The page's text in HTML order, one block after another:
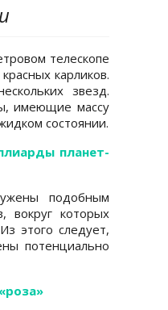
телескопе
карликов.
звезд.
имеющие массу
состоянии.
планет-
подобным
вокруг которых
этого следует,
потенциально